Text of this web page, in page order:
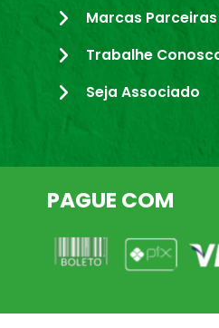
Marcas Parceiras
Trabalhe
Seja Associado
PAGUE COM